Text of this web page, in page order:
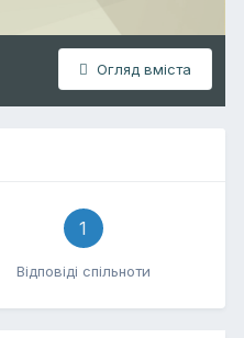
Огляд вміста
1
Відповіді спільноти